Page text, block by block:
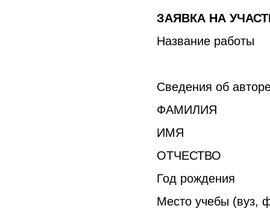
ЗАЯВКА НА
Название работы
Сведения об
ФАМИЛИЯ
ИМЯ
ОТЧЕСТВО
Год рождения
Место учебы (вуз,